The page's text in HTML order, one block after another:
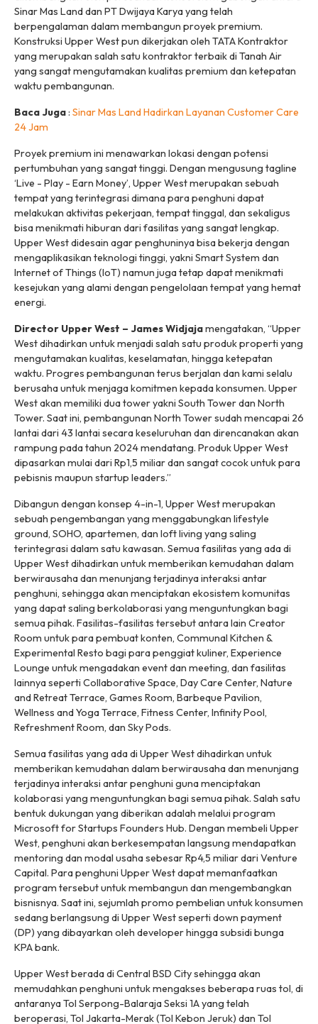
Sinar Mas Land dan PT Dwijaya Karya yang telah
berpengalaman dalam membangun proyek premium.
Konstruksi Upper West pun dikerjakan oleh TATA Kontraktor
yang merupakan salah satu kontraktor terbaik di Tanah Air
yang sangat mengutamakan kualitas premium dan ketepatan
waktu pembangunan.
Baca Juga: Sinar Mas Land Hadirkan Layanan Customer Care
24 Jam
Proyek premium ini menawarkan lokasi dengan potensi
pertumbuhan yang sangat tinggi. Dengan mengusung tagline
‘Live - Play - Earn Money’, Upper West merupakan sebuah
tempat yang terintegrasi dimana para penghuni dapat
melakukan aktivitas pekerjaan, tempat tinggal, dan sekaligus
bisa menikmati hiburan dari fasilitas yang sangat lengkap.
Upper West didesain agar penghuninya bisa bekerja dengan
mengaplikasikan teknologi tinggi, yakni Smart System dan
Internet of Things (IoT) namun juga tetap dapat menikmati
kesejukan yang alami dengan pengelolaan tempat yang hemat
energi.
Director Upper West – James Widjajamengatakan, “Upper
West dihadirkan untuk menjadi salah satu produk properti yang
mengutamakan kualitas, keselamatan, hingga ketepatan
waktu. Progres pembangunan terus berjalan dan kami selalu
berusaha untuk menjaga komitmen kepada konsumen. Upper
West akan memiliki dua tower yakni South Tower dan North
Tower. Saat ini, pembangunan North Tower sudah mencapai 26
lantai dari 43 lantai secara keseluruhan dan direncanakan akan
rampung pada tahun 2024 mendatang. Produk Upper West
dipasarkan mulai dari Rp1,5 miliar dan sangat cocok untuk para
pebisnis maupun startup leaders.”
Dibangun dengan konsep 4-in-1, Upper West merupakan
sebuah pengembangan yang menggabungkan lifestyle
ground, SOHO, apartemen, dan loft living yang saling
terintegrasi dalam satu kawasan. Semua fasilitas yang ada di
Upper West dihadirkan untuk memberikan kemudahan dalam
berwirausaha dan menunjang terjadinya interaksi antar
penghuni, sehingga akan menciptakan ekosistem komunitas
yang dapat saling berkolaborasi yang menguntungkan bagi
semua pihak. Fasilitas-fasilitas tersebut antara lain Creator
Room untuk para pembuat konten, Communal Kitchen &
Experimental Resto bagi para penggiat kuliner, Experience
Lounge untuk mengadakan event dan meeting, dan fasilitas
lainnya seperti Collaborative Space, Day Care Center, Nature
and Retreat Terrace, Games Room, Barbeque Pavilion,
Wellness and Yoga Terrace, Fitness Center, Infinity Pool,
Refreshment Room, dan Sky Pods.
Semua fasilitas yang ada di Upper West dihadirkan untuk
memberikan kemudahan dalam berwirausaha dan menunjang
terjadinya interaksi antar penghuni guna menciptakan
kolaborasi yang menguntungkan bagi semua pihak. Salah satu
bentuk dukungan yang diberikan adalah melalui program
Microsoft for Startups Founders Hub. Dengan membeli Upper
West, penghuni akan berkesempatan langsung mendapatkan
mentoring dan modal usaha sebesar Rp4,5 miliar dari Venture
Capital. Para penghuni Upper West dapat memanfaatkan
program tersebut untuk membangun dan mengembangkan
bisnisnya. Saat ini, sejumlah promo pembelian untuk konsumen
sedang berlangsung di Upper West seperti down payment
(DP) yang dibayarkan oleh developer hingga subsidi bunga
KPA bank.
Upper West berada di Central BSD City sehingga akan
memudahkan penghuni untuk mengakses beberapa ruas tol, di
antaranya Tol Serpong-Balaraja Seksi 1A yang telah
beroperasi, Tol Jakarta-Merak (Tol Kebon Jeruk) dan Tol